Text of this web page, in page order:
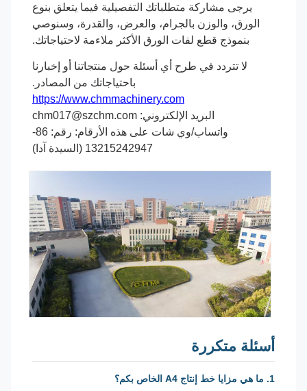
يرجى مشاركة متطلباتك التفصيلية فيما يتعلق بنوع
الورق، والوزن بالجرام، والعرض، والقدرة، وسنوصي
بنموذج قطع لفات الورق الأكثر ملاءمة لاحتياجاتك.
لا تتردد في طرح أي أسئلة حول منتجاتنا أو إخبارنا
باحتياجاتك من المصادر.
https://www.chmmachinery.com
البريد الإلكتروني: chm017@szchm.com
واتساب/وي شات على هذه الأرقام: رقم: 86-
13215242947 (السيدة آدا)
أسئلة متكررة